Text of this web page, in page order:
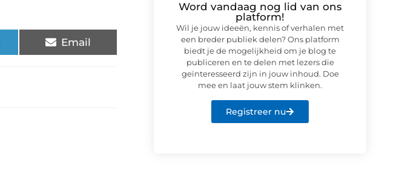
Email
Word vandaag nog lid van ons
platform!
Wil je jouw ideeën, kennis of verhalen met
een breder publiek delen? Ons platform
biedt je de mogelijkheid om je blog te
publiceren en te delen met lezers die
geïnteresseerd zijn in jouw inhoud. Doe
mee en laat jouw stem klinken.
Registreer nu